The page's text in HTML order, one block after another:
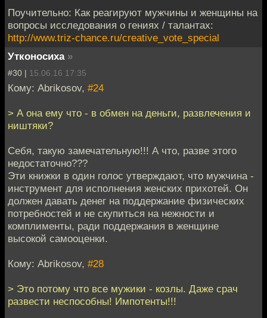
Поучительно: Как реагируют мужчины и женщины на
вопросы исследования о гениях / талантах:
http://www.triz-chance.ru/creative_vote_special
Утконосиха »
#30 | 15.06.16 17:35
Кому: Abrikosov, #24
> А она ему что - в обмен на деньги, развлечения и
ништяки?
Себя, такую замечательную!!! А что, разве этого
недостаточно???
Эти книжки в один голос утверждают, что мужчина -
инструмент для исполнения женских прихотей. Он
должен давать денег на поддержание физических
потребностей и не скупиться на нежности и
комплименты, ради поддержания в женщине
высокой самооценки.
Кому: Abrikosov, #28
> Это потому что все мужики - козлы. Даже срач
развести неспособны! Импотенты!!!